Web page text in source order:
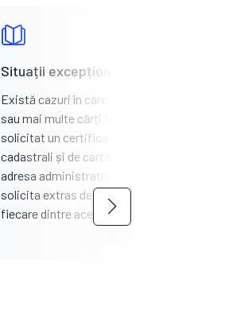
Situații excepționale:
Există cazuri în care la adresa indicată sunt
sau mai multe cărți funciare. În această
solicitat un certificat care listează
cadastrali și de carte funciară ai tuturor
adresa administrativă de interes. Ulterior, se
solicita extras de carte funciară pentru
fiecare dintre aceste imobile.